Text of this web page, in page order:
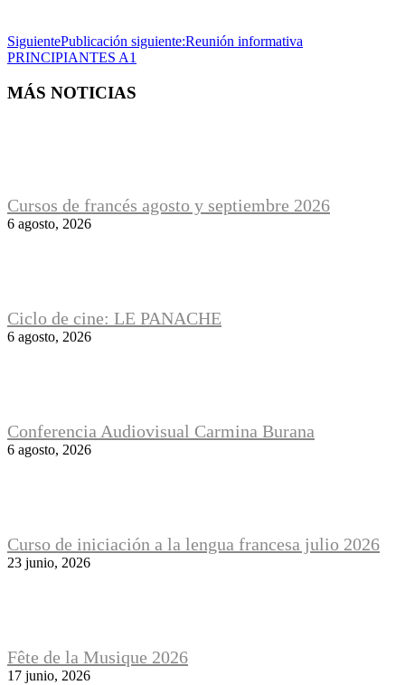
SiguientePublicación siguiente:Reunión informativa
PRINCIPIANTES A1
MÁS NOTICIAS
Cursos de francés agosto y septiembre 2026
6 agosto, 2026
Ciclo de cine: LE PANACHE
6 agosto, 2026
Conferencia Audiovisual Carmina Burana
6 agosto, 2026
Curso de iniciación a la lengua francesa julio 2026
23 junio, 2026
Fête de la Musique 2026
17 junio, 2026